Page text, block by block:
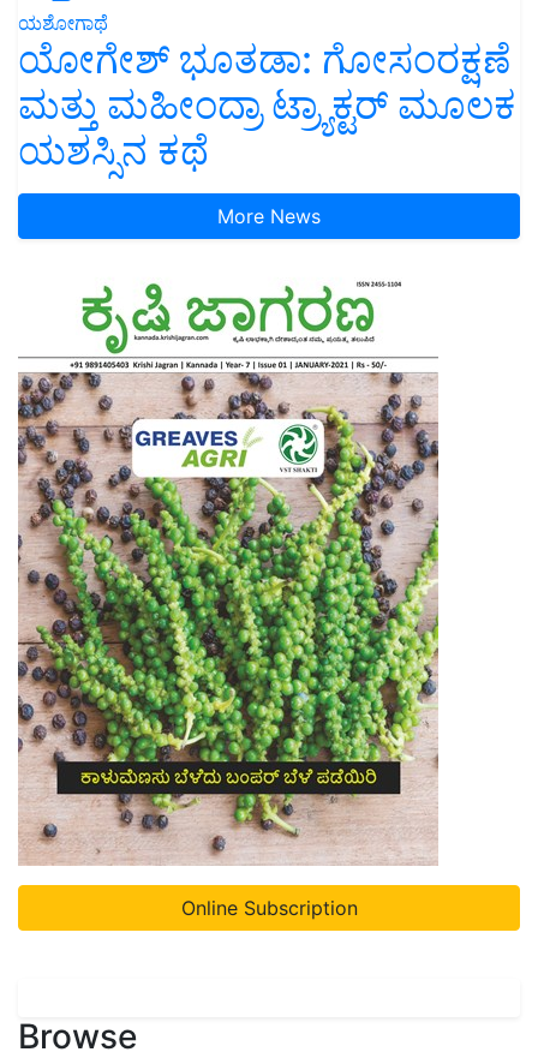
ಯಶೋಗಾಥೆ
ಯೋಗೇಶ್ ಭೂತಡಾ: ಗೋಸಂರಕ್ಷಣೆ
ಮತ್ತು ಮಹೀಂದ್ರಾ ಟ್ರ್ಯಾಕ್ಟರ್ ಮೂಲಕ
ಯಶಸ್ಸಿನ ಕಥೆ
More News
Online Subscription
Browse